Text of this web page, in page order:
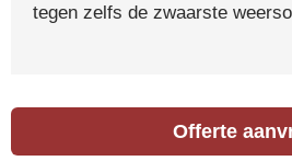
tegen zelfs de zwaarste
Offerte